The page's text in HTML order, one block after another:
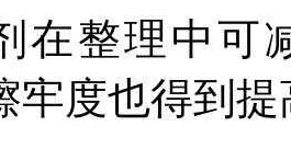
在整理中可
牢度也得到提